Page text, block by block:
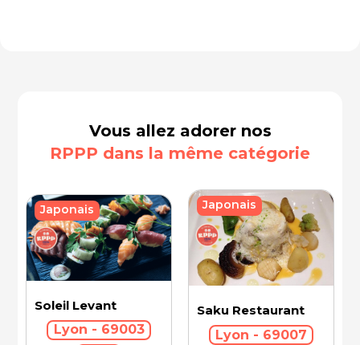
Vous allez adorer nos
RPPP dans la même catégorie
Soleil Levant
Lyon - 69003
Japonais
Saku Restaurant
Lyon - 69007
Japonais